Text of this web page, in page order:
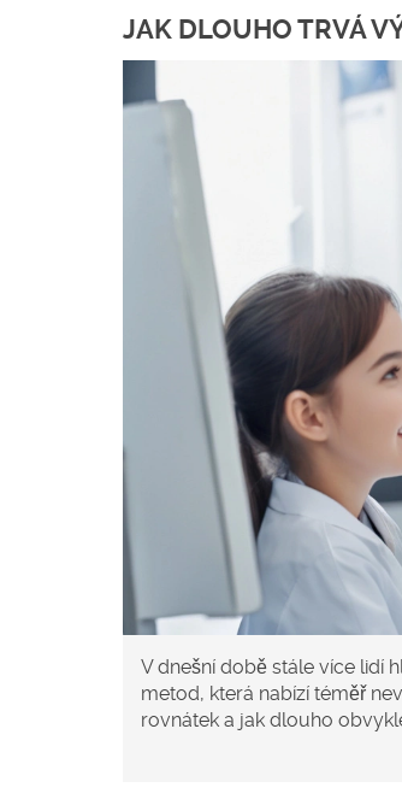
JAK DLOUHO TRVÁ
V dnešní době stále více lidí
metod, která nabízí téměř
rovnátek a jak dlouho